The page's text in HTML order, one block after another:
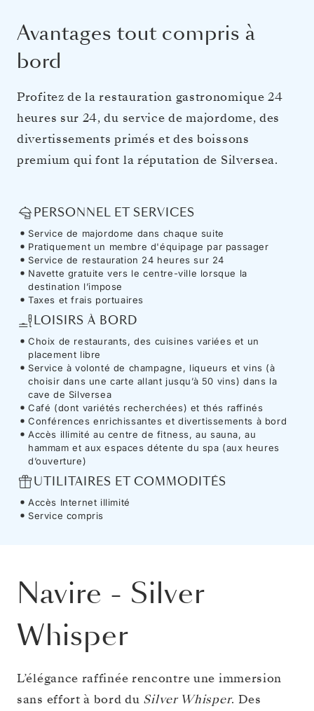
Avantages tout compris à
bord
Profitez de la restauration gastronomique 24
heures sur 24, du service de majordome, des
divertissements primés et des boissons
premium qui font la réputation de Silversea.
PERSONNEL ET SERVICES
Service de majordome dans chaque suite
Pratiquement un membre d'équipage par passager
Service de restauration 24 heures sur 24
Navette gratuite vers le centre-ville lorsque la
destination l’impose
Taxes et frais portuaires
LOISIRS À BORD
Choix de restaurants, des cuisines variées et un
placement libre
Service à volonté de champagne, liqueurs et vins (à
choisir dans une carte allant jusqu’à 50 vins) dans la
cave de Silversea
Café (dont variétés recherchées) et thés raffinés
Conférences enrichissantes et divertissements à bord
Accès illimité au centre de fitness, au sauna, au
hammam et aux espaces détente du spa (aux heures
d’ouverture)
UTILITAIRES ET COMMODITÉS
Accès Internet illimité
Service compris
Navire - Silver
Whisper
L’élégance raffinée rencontre une immersion
sans effort à bord du Silver Whisper. Des